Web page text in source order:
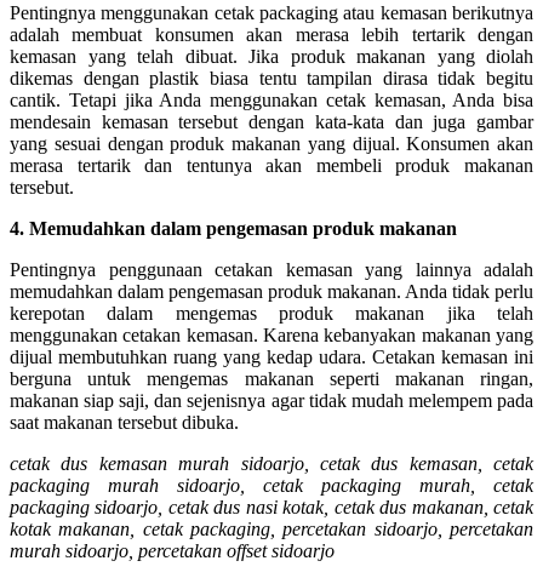
Pentingnya menggunakan cetak packaging atau kemasan berikutnya
adalah membuat konsumen akan merasa lebih tertarik dengan
kemasan yang telah dibuat. Jika produk makanan yang diolah
dikemas dengan plastik biasa tentu tampilan dirasa tidak begitu
cantik. Tetapi jika Anda menggunakan cetak kemasan, Anda bisa
mendesain kemasan tersebut dengan kata-kata dan juga gambar
yang sesuai dengan produk makanan yang dijual. Konsumen akan
merasa tertarik dan tentunya akan membeli produk makanan
tersebut.
4. Memudahkan dalam pengemasan produk makanan
Pentingnya penggunaan cetakan kemasan yang lainnya adalah
memudahkan dalam pengemasan produk makanan. Anda tidak perlu
kerepotan dalam mengemas produk makanan jika telah
menggunakan cetakan kemasan. Karena kebanyakan makanan yang
dijual membutuhkan ruang yang kedap udara. Cetakan kemasan ini
berguna untuk mengemas makanan seperti makanan ringan,
makanan siap saji, dan sejenisnya agar tidak mudah melempem pada
saat makanan tersebut dibuka.
cetak dus kemasan murah sidoarjo, cetak dus kemasan, cetak
packaging murah sidoarjo, cetak packaging murah, cetak
packaging sidoarjo, cetak dus nasi kotak, cetak dus makanan, cetak
kotak makanan, cetak packaging, percetakan sidoarjo, percetakan
murah sidoarjo, percetakan offset sidoarjo